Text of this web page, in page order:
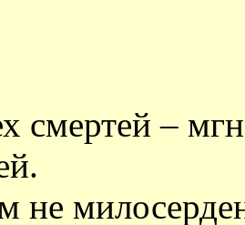
смертей –
не